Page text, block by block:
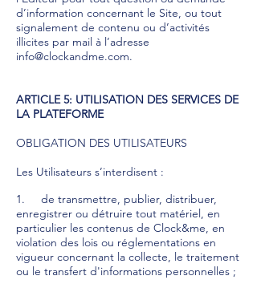
d’information concernant le Site, ou tout
signalement de contenu ou d’activités
illicites par mail à l’adresse
info@clockandme.com.
ARTICLE 5: UTILISATION DES SERVICES DE
LA PLATEFORME
OBLIGATION DES UTILISATEURS
Les Utilisateurs s’interdisent :
1. de transmettre, publier, distribuer,
enregistrer ou détruire tout matériel, en
particulier les contenus de Clock&me, en
violation des lois ou réglementations en
vigueur concernant la collecte, le traitement
ou le transfert d'informations personnelles ;